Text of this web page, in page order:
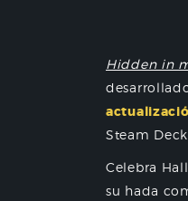
Hidden in
Steam
Celebra
su hada